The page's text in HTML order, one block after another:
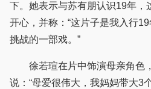
下。她表示与苏有朋认识19年，
开心，并称：“这片子是我入行
挑战的一部戏。”
徐若瑄在片中饰演母亲角色
说：“母爱很伟大，我妈妈带大3